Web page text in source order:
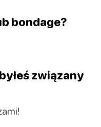
bondage?
związany